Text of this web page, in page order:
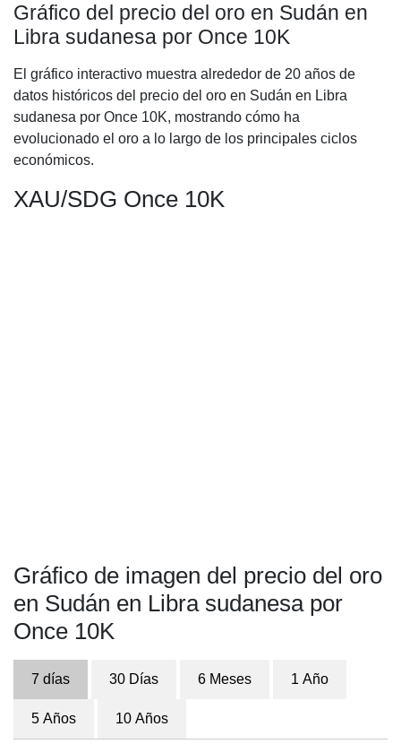
Gráfico del precio del oro en Sudán en
Libra sudanesa por Once 10K
El gráfico interactivo muestra alrededor de 20 años de
datos históricos del precio del oro en Sudán en Libra
sudanesa por Once 10K, mostrando cómo ha
evolucionado el oro a lo largo de los principales ciclos
económicos.
XAU/SDG Once 10K
Gráfico de imagen del precio del oro
en Sudán en Libra sudanesa por
Once 10K
7 días 30 Días 6 Meses 1 Año
5 Años 10 Años